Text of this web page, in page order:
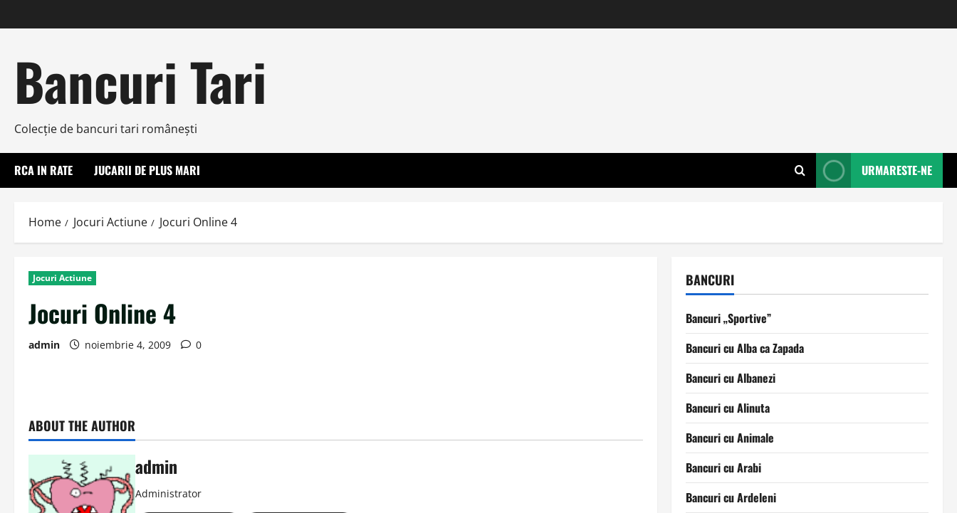
to
Bancuri Tari
Colecţie de bancuri tari româneşti
RCA IN RATE JUCARII DE PLUS MARI URMARESTE-NE
Home Jocuri Actiune Jocuri Online 4
Jocuri Actiune
Jocuri Online 4
admin noiembrie 4, 2009 0
ABOUT THE AUTHOR
admin
Administrator
BANCURI
Bancuri „Sportive”
Bancuri cu Alba ca Zapada
Bancuri cu Albanezi
Bancuri cu Alinuta
Bancuri cu Animale
Bancuri cu Arabi
Bancuri cu Ardeleni